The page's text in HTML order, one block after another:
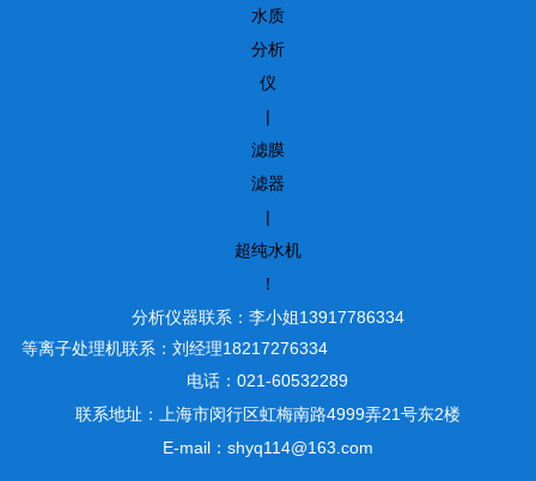
水质
分析
仪
|
滤膜
滤器
|
超纯水机
！
分析仪器联系：李小姐13917786334
等离子处理机联系：刘经理18217276334
电话：021-60532289
联系地址：上海市闵行区虹梅南路4999弄21号东2楼
E-mail：shyq114@163.com